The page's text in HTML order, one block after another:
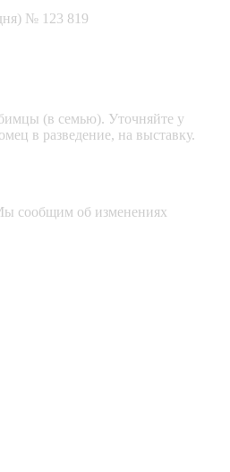
№ 123 819
(в семью). Уточняйте у
в разведение, на выставку.
сообщим об изменениях